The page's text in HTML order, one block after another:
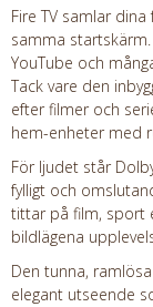
Fire TV samlar
samma
YouTube och
Tack vare den
efter filmer och
hem-enheter med
För ljudet står
fylligt och
tittar på film, sport
bildlägena
Den tunna,
elegant utseende